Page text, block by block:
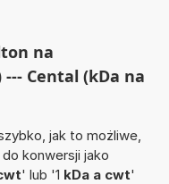
na
Cental (kDa na
jak to możliwe,
konwersji jako
' lub '1 kDa a cwt'